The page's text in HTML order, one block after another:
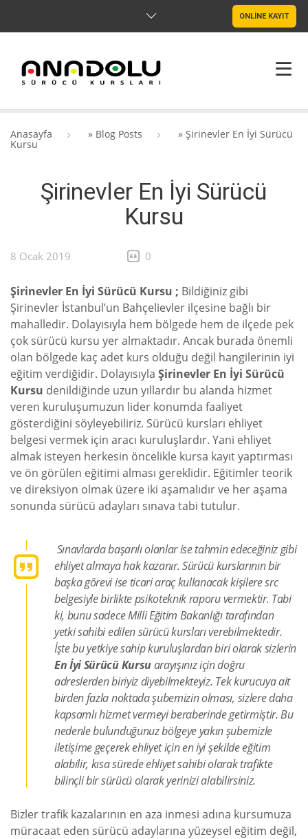
ONLİNE KAYIT
ŞUBELER
BLOG
İLETIŞIM
Anasayfa » Blog Posts » Şirinevler En İyi Sürücü
Kursu
Şirinevler En İyi Sürücü
Kursu
8 Ocak 2019 0
Şirinevler En İyi Sürücü Kursu ; Bildiğiniz gibi
Şirinevler İstanbul’un Bahçelievler ilçesine bağlı bir
mahalledir. Dolayısıyla hem bölgede hem de ilçede pek
çok sürücü kursu yer almaktadır. Ancak burada önemli
olan bölgede kaç adet kurs olduğu değil hangilerinin iyi
eğitim verdiğidir. Dolayısıyla Şirinevler En İyi Sürücü
Kursu denildiğinde uzun yıllardır bu alanda hizmet
veren kuruluşumuzun lider konumda faaliyet
gösterdiğini söyleyebiliriz. Sürücü kursları ehliyet
belgesi vermek için aracı kuruluşlardır. Yani ehliyet
almak isteyen herkesin öncelikle kursa kayıt yaptırması
ve ön görülen eğitimi alması gereklidir. Eğitimler teorik
ve direksiyon olmak üzere iki aşamalıdır ve her aşama
sonunda sürücü adayları sınava tabi tutulur.
Sınavlarda başarılı olanlar ise tahmin edeceğiniz gibi
ehliyet almaya hak kazanır. Sürücü kurslarının bir
başka görevi ise ticari araç kullanacak kişilere src
belgesiyle birlikte psikoteknik raporu vermektir. Tabi
ki, bunu sadece Milli Eğitim Bakanlığı tarafından
yetki sahibi edilen sürücü kursları verebilmektedir.
İşte bu yetkiye sahip kuruluşlardan biri olarak sizlerin
En İyi Sürücü Kursuarayışınız için doğru
adreslerden biriyiz diyebilmekteyiz. Tek kurucuya ait
birden fazla noktada şubemizin olması, sizlere daha
kapsamlı hizmet vermeyi beraberinde getirmiştir. Bu
nedenle bulunduğunuz bölgeye yakın şubemizle
iletişime geçerek ehliyet için en iyi şekilde eğitim
alabilir, kısa sürede ehliyet sahibi olarak trafikte
bilinçli bir sürücü olarak yerinizi alabilirsiniz.
Bizler trafik kazalarının en aza inmesi adına kursumuza
müracaat eden sürücü adaylarına yüzeysel eğitim değil,